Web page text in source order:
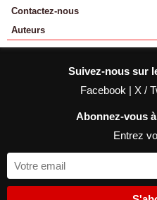
Contactez-nous
Auteurs
Suivez-nous sur
Facebook | X /
Abonnez-vous
Entrez